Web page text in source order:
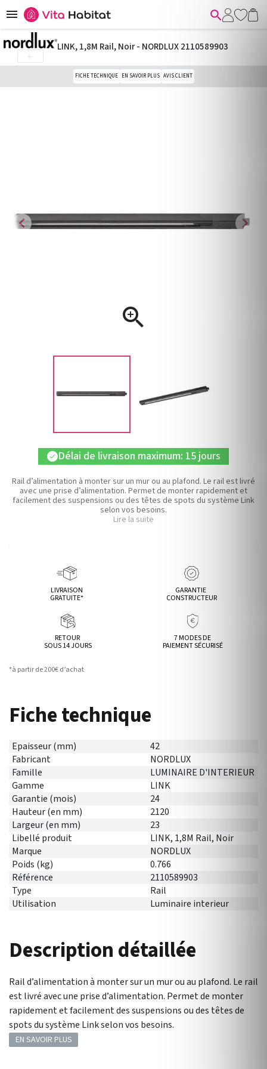
 
chevron_left

chevron_right
LINK, 1,8M Rail, Noir - NORDLUX 2110589903
FICHE TECHNIQUE EN SAVOIR PLUS AVIS CLIENT
check Délai de livraison maximum: 15 jours
Rail d’alimentation à monter sur un mur ou au plafond. Le rail est livré
avec une prise d’alimentation. Permet de monter rapidement et
facilement des suspensions ou des têtes de spots du système Link
selon vos besoins.
Lire la suite
LIVRAISON
GRATUITE*
GARANTIE
CONSTRUCTEUR
RETOUR
SOUS 14 JOURS
7 MODES DE
PAIEMENT SÉCURISÉ
*à partir de 200€ d’achat
Fiche technique
Epaisseur (mm)
42
Fabricant
NORDLUX
Famille
LUMINAIRE D'INTERIEUR
Gamme
LINK
Garantie (mois)
24
Hauteur (en mm)
2120
Largeur (en mm)
23
Libellé produit
LINK, 1,8M Rail, Noir
Marque
NORDLUX
Poids (kg)
0.766
Référence
2110589903
Type
Rail
Utilisation
Luminaire interieur
Description détaillée
Rail d’alimentation à monter sur un mur ou au plafond. Le rail
est livré avec une prise d’alimentation. Permet de monter
rapidement et facilement des suspensions ou des têtes de
spots du système Link selon vos besoins.
EN SAVOIR PLUS